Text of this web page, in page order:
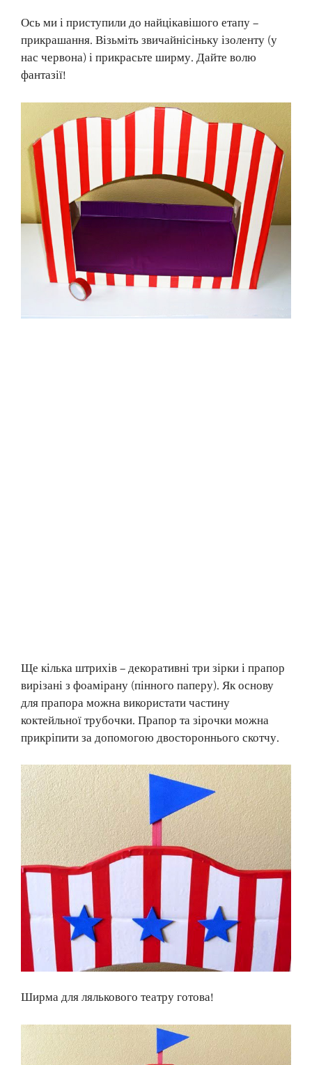
Ось ми і приступили до найцікавішого етапу –
прикрашання. Візьміть звичайнісіньку ізоленту (у
нас червона) і прикрасьте ширму. Дайте волю
фантазії!
Ще кілька штрихів – декоративні три зірки і прапор
вирізані з фоамірану (пінного паперу). Як основу
для прапора можна використати частину
коктейльної трубочки. Прапор та зірочки можна
прикріпити за допомогою двостороннього скотчу.
Ширма для лялькового театру готова!